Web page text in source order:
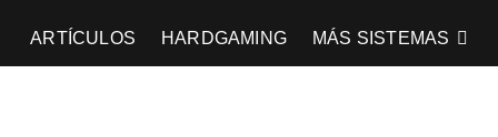
ARTÍCULOS HARDGAMING MÁS SISTEMAS
n